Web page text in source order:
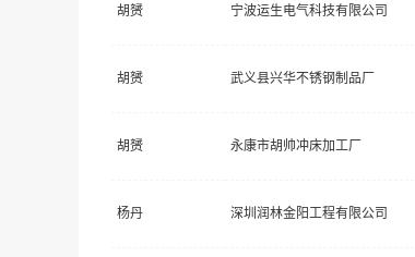
胡赟 宁波运生电气科技有限公司
胡赟 武义县兴华不锈钢制品厂
胡赟 永康市胡帅冲床加工厂
杨丹 深圳润林金阳工程有限公司